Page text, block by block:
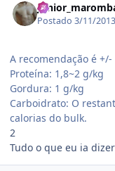
Postado3/11/
A recomendação é +/-
Proteína: 1,8~2 g/kg
Gordura: 1 g/kg
Carboidrato: O
calorias do bulk.
2
Tudo o que eu ia